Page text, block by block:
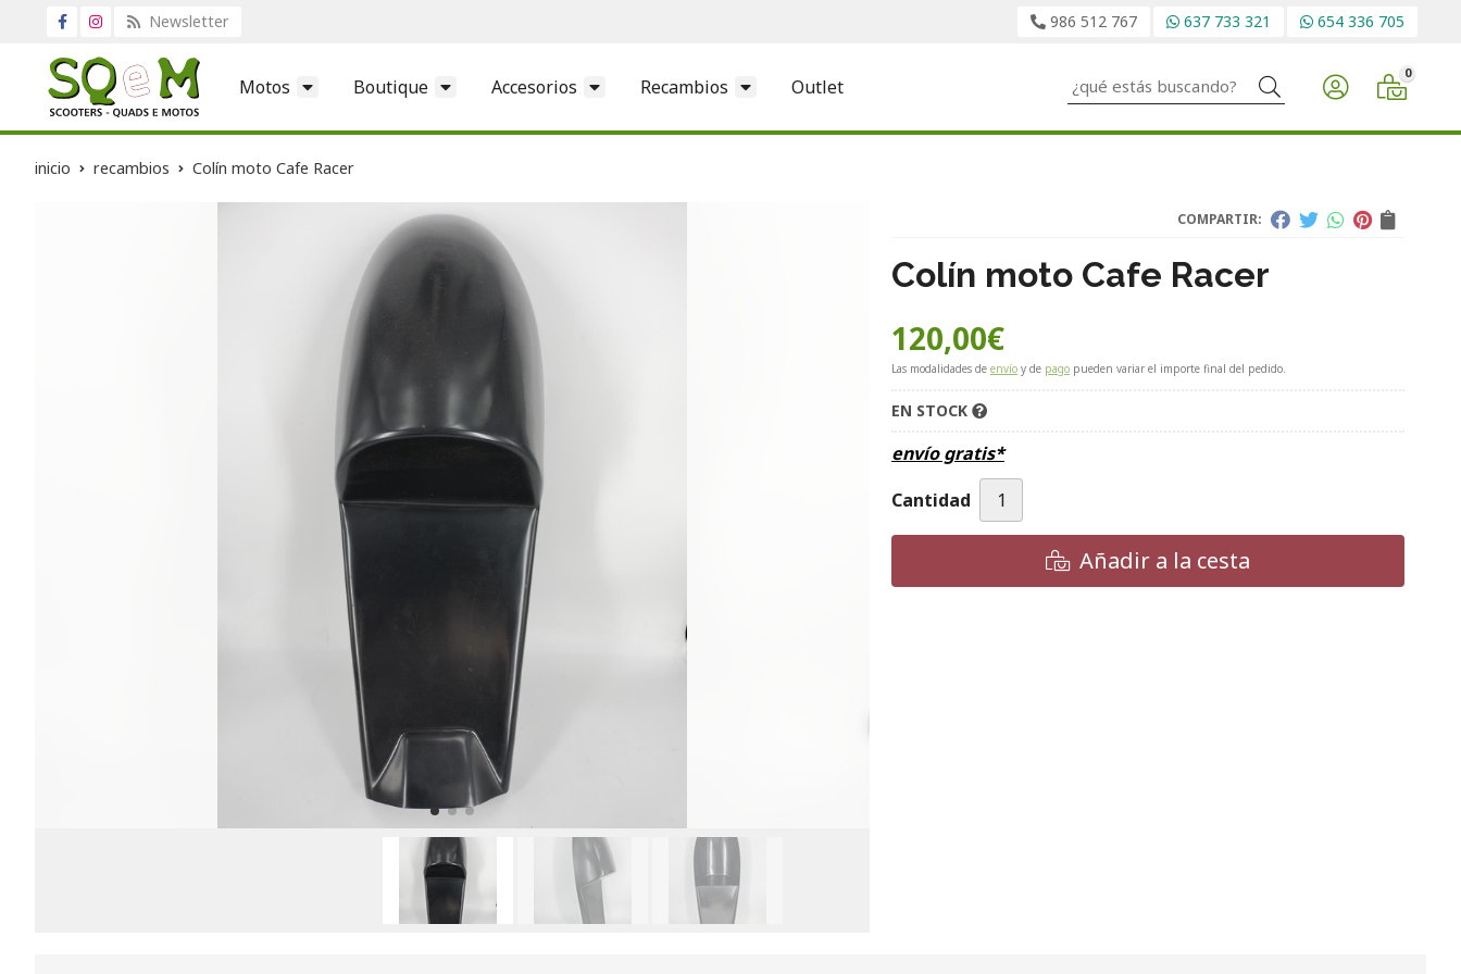
Newsletter 986 512 767 637 733 321 654 336 705
Motos Boutique Accesorios Recambios Outlet Buscar 0
inicio recambios Colín moto Cafe Racer
COMPARTIR:
Colín moto Cafe Racer
120,00€
Las modalidades de envío y de pago pueden variar el importe final del pedido.
EN STOCK
envío gratis*
Cantidad
Añadir a la cesta